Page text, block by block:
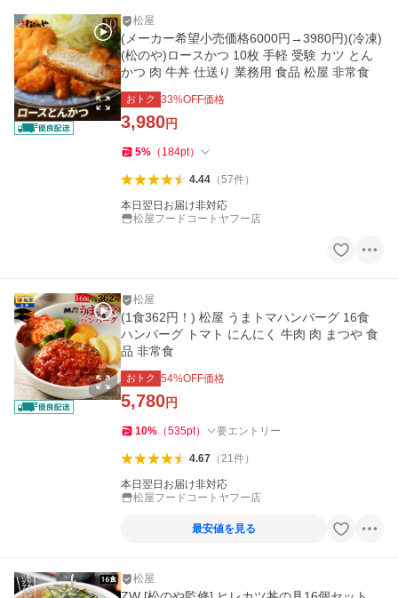
松屋
(メーカー希望小売価格6000円→3980円)(冷凍)
(松のや)ロースかつ 10枚 手軽 受験 カツ とん
かつ 肉 牛丼 仕送り 業務用 食品 松屋 非常食
おトク 33%OFF価格
3,980円
5% （ 184pt）
4.44（57件）
本日翌日お届け非対応
松屋フードコートヤフー店
松屋
(1食362円！) 松屋 うまトマハンバーグ 16食
ハンバーグ トマト にんにく 牛肉 肉 まつや 食
品 非常食
おトク 54%OFF価格
5,780円
10% （535pt） 要エントリー
4.67（21件）
本日翌日お届け非対応
松屋フードコートヤフー店
最安値を見る
松屋